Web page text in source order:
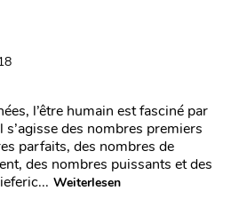
l’être humain est fasciné par
s’agisse des nombres premiers
parfaits, des nombres de
des nombres puissants et des
Weiterlesen